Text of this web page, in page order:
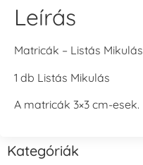
Leírás
Matricák – Listás Mikulás
1 db Listás Mikulás
A matricák 3×3 cm-esek.
Kategóriák